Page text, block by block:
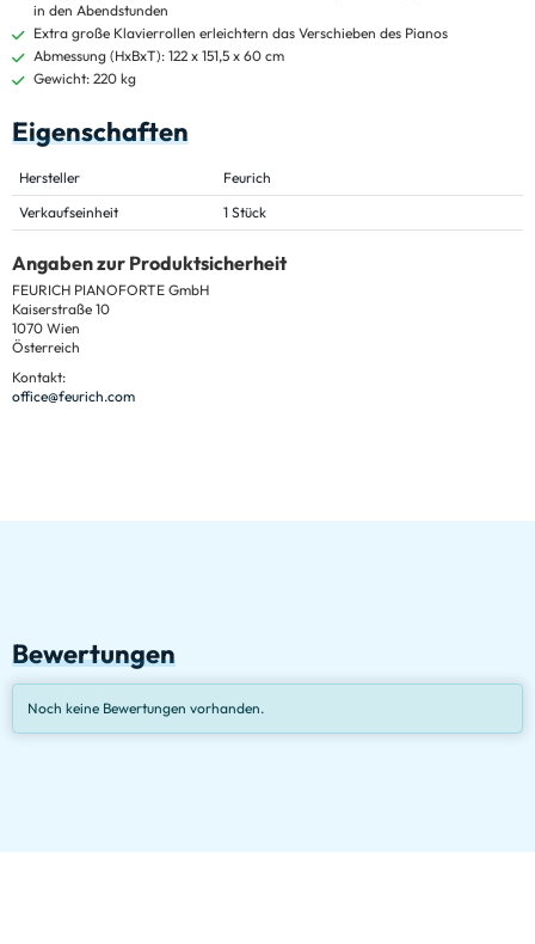
in den Abendstunden
Extra große Klavierrollen erleichtern das Verschieben des Pianos
Abmessung (HxBxT): 122 x 151,5 x 60 cm
Gewicht: 220 kg
Eigenschaften
Hersteller
Feurich
Verkaufseinheit
1 Stück
Angaben zur Produktsicherheit
FEURICH PIANOFORTE GmbH
Kaiserstraße 10
1070 Wien
Österreich
Kontakt:
office@feurich.com
Bewertungen
Noch keine Bewertungen vorhanden.